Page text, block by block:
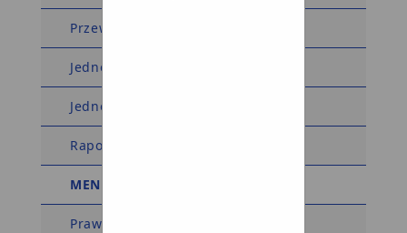
Przewodniczący Rady Gminy
Jednostki organizacyjne
Jednostki pomocnicze
Raport o stanie gminy
MENU TEMATYCZNE
Prawo miejscowe